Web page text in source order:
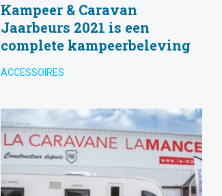
Kampeer & Caravan
Jaarbeurs 2021 is een
complete kampeerbeleving
ACCESSOIRES